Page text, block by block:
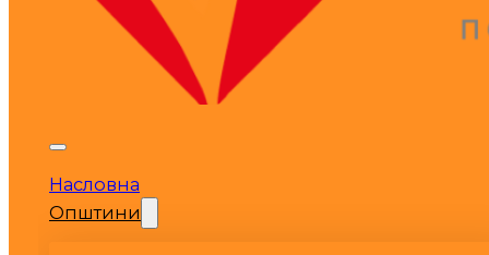
Насловна
Општини